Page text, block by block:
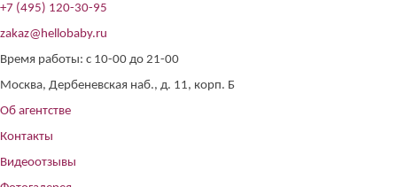
+7 (495) 120-30-95
zakaz@hellobaby.ru
Время работы: с 10-00 до 21-00
Москва, Дербеневская наб., д. 11, корп. Б
Об агентстве
Контакты
Видеоотзывы